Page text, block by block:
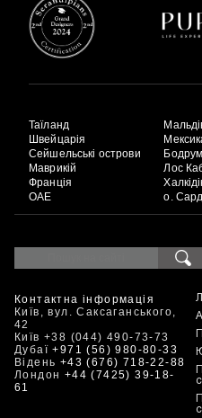
Таїланд
Швейцарія
Сейшельські острови
Маврикій
Франція
ОАЕ
Бодрум
Лос
о.
Контактна інформація
Київ, вул. Саксаганського,
42
Київ +38 (044) 490-73-73
Дубаї+971 (56) 980-80-33
Відень +43 (676) 718-22-88
Лондон +44 (7425) 39-18-
61